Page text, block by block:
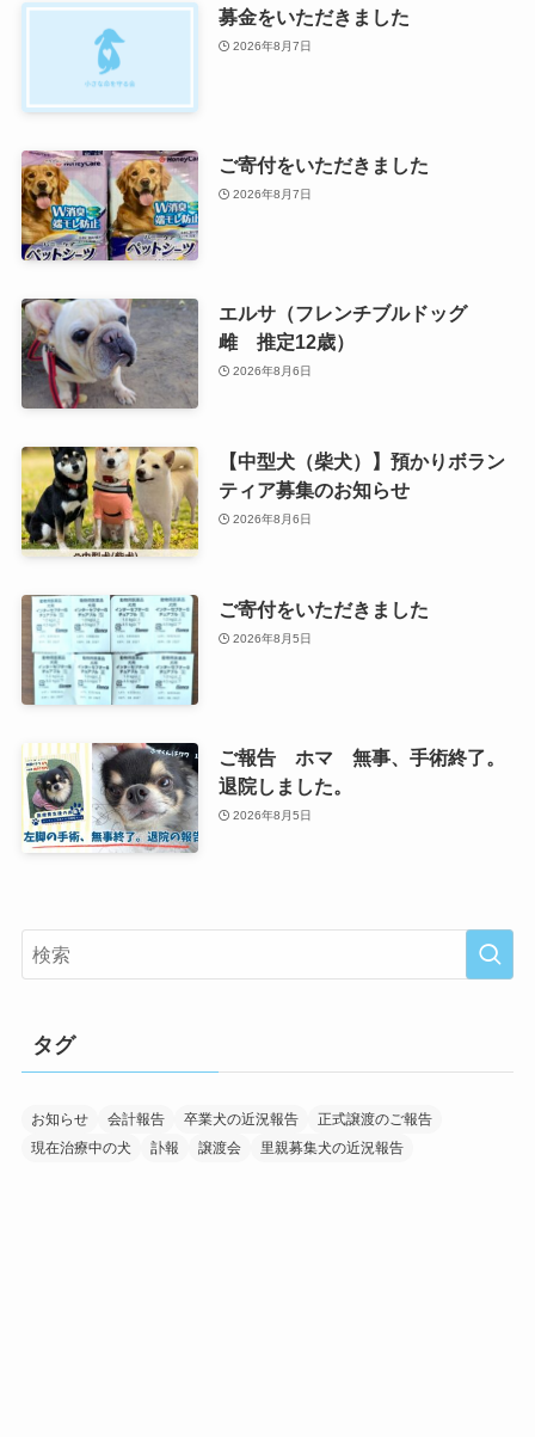
募金をいただきました
2026年8月7日
ご寄付をいただきました
2026年8月7日
エルサ（フレンチブルドッグ
雌 推定12歳）
2026年8月6日
【中型犬（柴犬）】預かりボラン
ティア募集のお知らせ
2026年8月6日
ご寄付をいただきました
2026年8月5日
ご報告 ホマ 無事、手術終了。
退院しました。
2026年8月5日
タグ
お知らせ 会計報告 卒業犬の近況報告
正式譲渡のご報告
現在治療中の犬
訃報 譲渡会 里親募集犬の近況報告